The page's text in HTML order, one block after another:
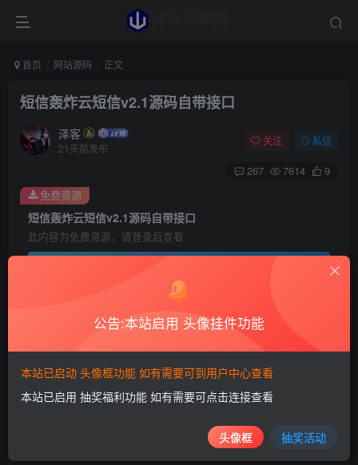
首页 网站源码 正文
短信轰炸云短信v2.1源码自带接口
泽客
21天前发布
关注 私信
267 7614 9
短信轰炸云短信v2.1源码自带接口
此内容为免费资源，请登录后查看
免费资源
源码介绍
云短信轰炸PHP源码V2.1源码无需数据库，直接上传解
压缩即可使用。
支持上传二级目录访问可自行加入广告以及其他推广内
公告:本站启用 头像挂件功能
本站已启动 头像框功能 如有需要可到用户中心查看
本站已启用 抽奖福利功能 如有需要可点击连接查看
头像框 抽奖活动